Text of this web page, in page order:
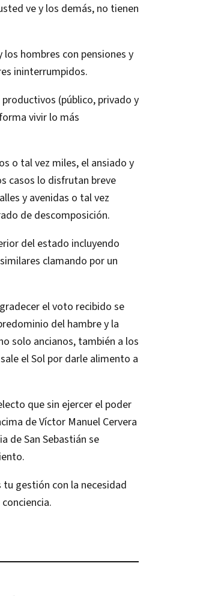
ve y los demás, no tienen
hombres con pensiones y
ininterrumpidos.
(público, privado y
vivir lo más
o tal vez miles, el ansiado y
casos lo disfrutan breve
y avenidas o tal vez
de descomposición.
del estado incluyendo
clamando por un
el voto recibido se
del hambre y la
solo ancianos, también a los
el Sol por darle alimento a
que sin ejercer el poder
de Víctor Manuel Cervera
de San Sebastián se
gestión con la necesidad